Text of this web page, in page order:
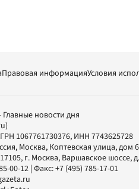
Правовая информацияУсловия
Главные новости дня
1067761730376, ИНН 7743625728
Москва, Коптевская улица, дом
, г. Москва, Варшавское шоссе,
00-12 | Факс:+7 (495) 785-17-01